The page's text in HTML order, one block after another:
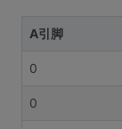
A引脚
0
0